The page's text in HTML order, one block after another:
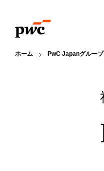
content
footer
ホーム PwC Japanグルー